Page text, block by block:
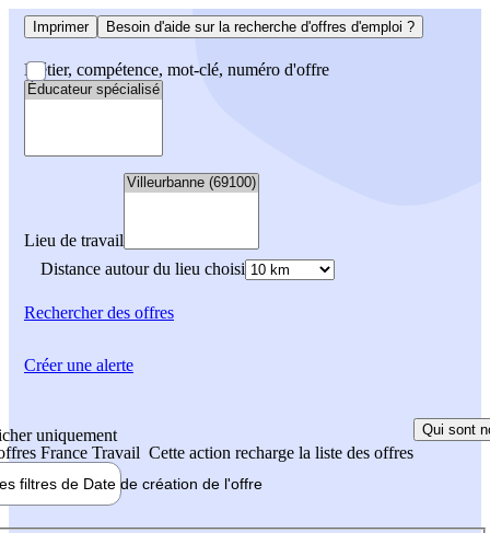
Imprimer Besoin d'aide sur la recherche d'offres d'emploi ?
Métier, compétence, mot-clé, numéro d'offre
Lieu de travail
Distance autour du lieu choisi
Rechercherdes offres
uniquement
France Travail Cette action recharge la liste des offres
Qui sont
filtres de Date de création de l'offre
Créer une alerte